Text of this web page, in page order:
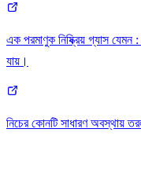
এক পরমাণুক নিষ্ক্রিয় গ্যাস
যায়।
নিচের কোনটি সাধারণ অবস্থায়